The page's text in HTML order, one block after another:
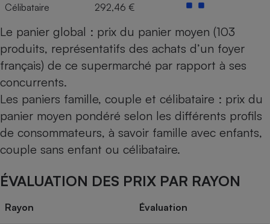
Célibataire 292,46 €
Le panier global : prix du panier moyen (103
produits, représentatifs des achats d’un foyer
français) de ce supermarché par rapport à ses
concurrents.
Les paniers famille, couple et célibataire : prix du
panier moyen pondéré selon les différents profils
de consommateurs, à savoir famille avec enfants,
couple sans enfant ou célibataire.
ÉVALUATION DES PRIX PAR RAYON
Rayon Évaluation
Robot ménager